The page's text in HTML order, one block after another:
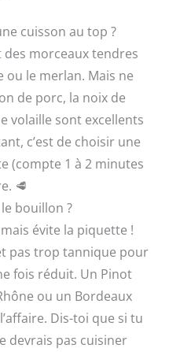
cuisson au top ?
morceaux tendres
ou le merlan. Mais ne
de porc, la noix de
volaille sont excellents
c’est de choisir une
(compte 1 à 2 minutes
🥩
bouillon ?
évite la piquette !
pas trop tannique pour
fois réduit. Un Pinot
ou un Bordeaux
Dis-toi que si tu
devrais pas cuisiner